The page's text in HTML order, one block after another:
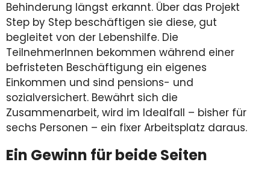
Behinderung längst erkannt. Über das Projekt
Step by Step beschäftigen sie diese, gut
begleitet von der Lebenshilfe. Die
TeilnehmerInnen bekommen während einer
befristeten Beschäftigung ein eigenes
Einkommen und sind pensions- und
sozialversichert. Bewährt sich die
Zusammenarbeit, wird im Idealfall – bisher für
sechs Personen – ein fixer Arbeitsplatz daraus.
Ein Gewinn für beide Seiten